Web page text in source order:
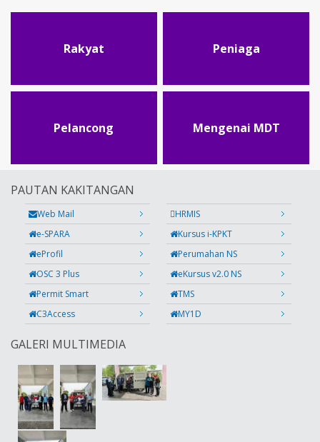
Rakyat Peniaga
Pelancong Mengenai MDT
PAUTAN KAKITANGAN
Web Mail
HRMIS
e-SPARA
Kursus i-KPKT
eProfil
Perumahan NS
OSC 3 Plus
eKursus v2.0 NS
Permit Smart
TMS
C3Access
MY1D
GALERI MULTIMEDIA